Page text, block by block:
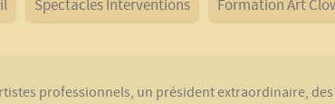
Spectacles Interventions Formation Art
professionnels, un président extraordinaire,